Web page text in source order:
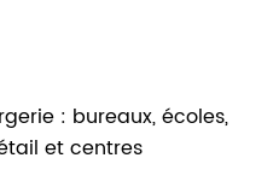
: bureaux, écoles,
et centres